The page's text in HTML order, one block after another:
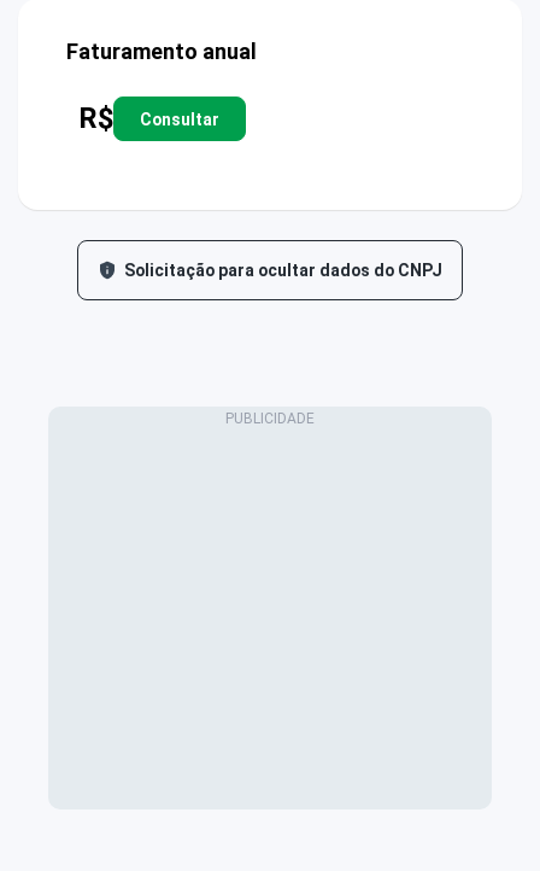
Faturamento anual
R$ Consultar
Solicitação para ocultar dados do CNPJ